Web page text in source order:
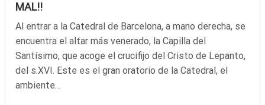
MAL!!
Al entrar a la Catedral de Barcelona, a mano derecha, se
encuentra el altar más venerado, la Capilla del
Santísimo, que acoge el crucifijo del Cristo de Lepanto,
del s.XVI. Este es el gran oratorio de la Catedral, el
ambiente…